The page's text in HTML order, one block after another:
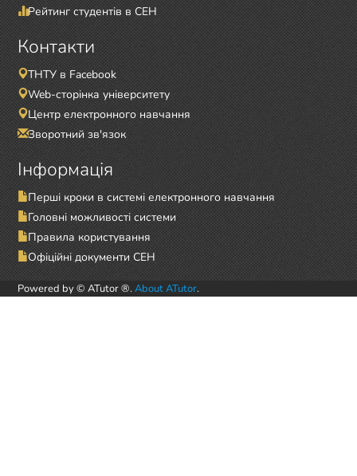
Рейтинг студентів в СЕН
Контакти
ТНТУ в Facebook
Web-сторінка університету
Центр електронного навчання
Зворотний зв'язок
Інформація
Перші кроки в системі електронного навчання
Головні можливості системи
Правила користування
Офіційні документи СЕН
Powered by © ATutor ®. About ATutor.